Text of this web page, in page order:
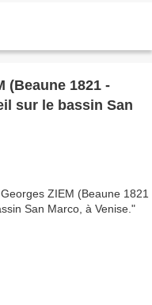
(Beaune 1821 -
sur le bassin San